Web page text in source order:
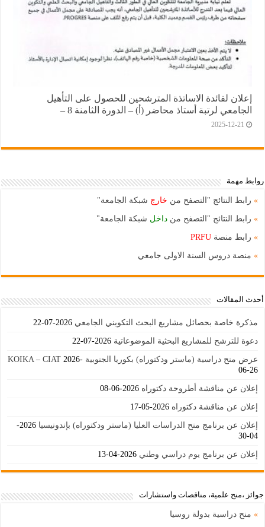
إعلان لفائدة الاساتذة المترشحين للحصول على التأهيل
الجامعي لرتبة أستاذ محاضر (أ) – الدورة الثامنة 8 –
2025-12-21
روابط مهمة
» رابط النتائج "التصفح من خارج شبكة الجامعة"
» رابط النتائج "التصفح منداخل شبكة الجامعة"
» رابط منصةPRFU
» منصة دروس السنة الاولى جامعي
أحدث المقالات
مذكرة خاصة بحصائل مشاريع البحث التكويني الجامعي 2026-07-22
دعوة للترشح للمشاريع البحثية الموضوعاتية 2026-07-22
عرض منح دراسية (ماستر ودكتوراه) بكوريا الجنوبية KOIKA – CIAT2026-
06-26
إعلان عن مناقشة أطروحة دكتوراه 2026-06-08
إعلان عن مناقشة دكتوراه 2026-05-17
إعلان عن برنامج منح الدراسات العليا (ماستر ودكتوراه) بإندونيسيا
2026-
04-30
إعلان عن برنامج يوم دراسي وطني 2026-04-13
جوائز ،منح علمية، مناقصات واستشارات
» منح دراسية بدولة روسيا